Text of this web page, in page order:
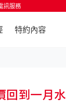
訊服務
特約內容
回到一月